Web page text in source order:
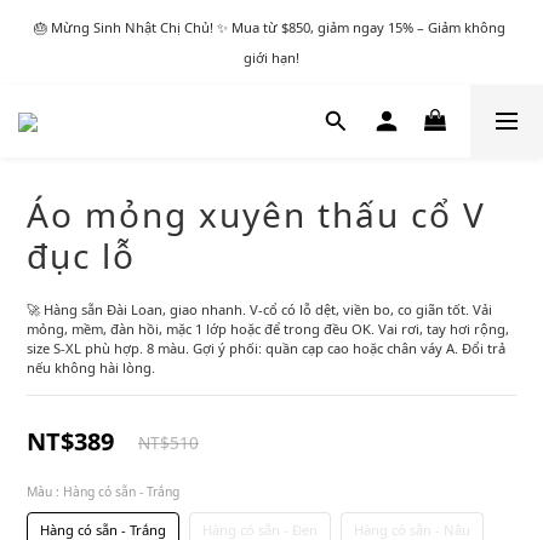
🎂 Mừng Sinh Nhật Chị Chủ! ✨ Mua từ $850, giảm ngay 15% – Giảm không
giới hạn!
Áo mỏng xuyên thấu cổ V
đục lỗ
🚀 Hàng sẵn Đài Loan, giao nhanh. V‑cổ có lỗ dệt, viền bo, co giãn tốt. Vải
mỏng, mềm, đàn hồi, mặc 1 lớp hoặc để trong đều OK. Vai rơi, tay hơi rộng,
size S‑XL phù hợp. 8 màu. Gợi ý phối: quần cạp cao hoặc chân váy A. Đổi trả
nếu không hài lòng.
NT$389 NT$510
Màu : Hàng có sẵn - Trắng
Hàng có sẵn - Trắng Hàng có sẵn - Đen Hàng có sẵn - Nâu